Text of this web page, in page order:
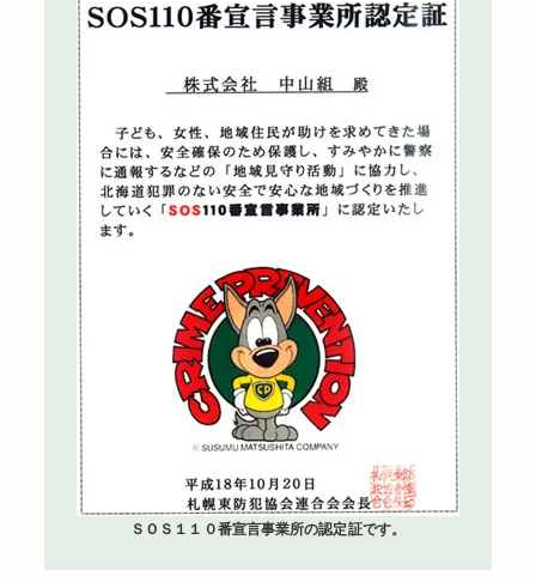
ＳＯＳ１１０番宣言事業所の認定証です。